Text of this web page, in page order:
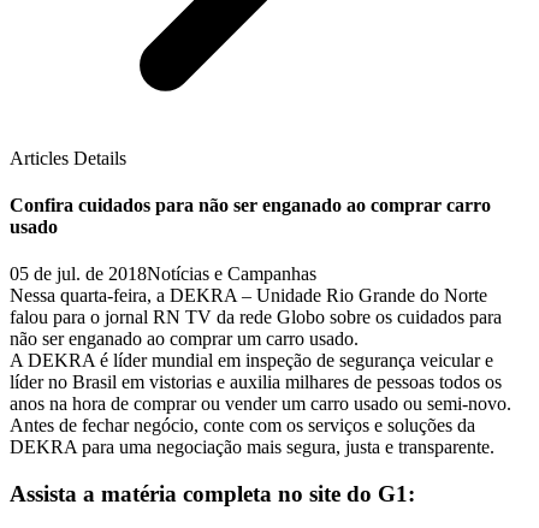
Articles Details
Confira cuidados para não ser enganado ao comprar carro
usado
05 de jul. de 2018Notícias e Campanhas
Nessa quarta-feira, a DEKRA – Unidade Rio Grande do Norte
falou para o jornal RN TV da rede Globo sobre os cuidados para
não ser enganado ao comprar um carro usado.
A DEKRA é líder mundial em inspeção de segurança veicular e
líder no Brasil em vistorias e auxilia milhares de pessoas todos os
anos na hora de comprar ou vender um carro usado ou semi-novo.
Antes de fechar negócio, conte com os serviços e soluções da
DEKRA para uma negociação mais segura, justa e transparente.
Assista a matéria completa no site do G1: